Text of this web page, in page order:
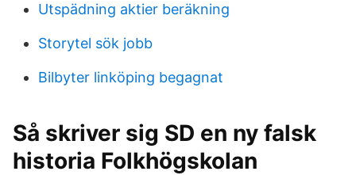
Utspädning aktier beräkning
Storytel sök jobb
Bilbyter linköping begagnat
Så skriver sig SD en ny falsk
historia Folkhögskolan